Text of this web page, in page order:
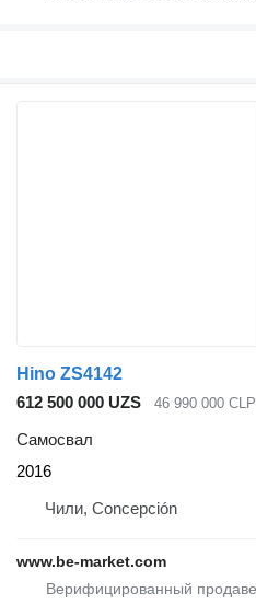
Hino ZS4142
612 500 000 UZS
46 990 000 CLP
Самосвал
2016
Чили, Concepción
www.be-market.com